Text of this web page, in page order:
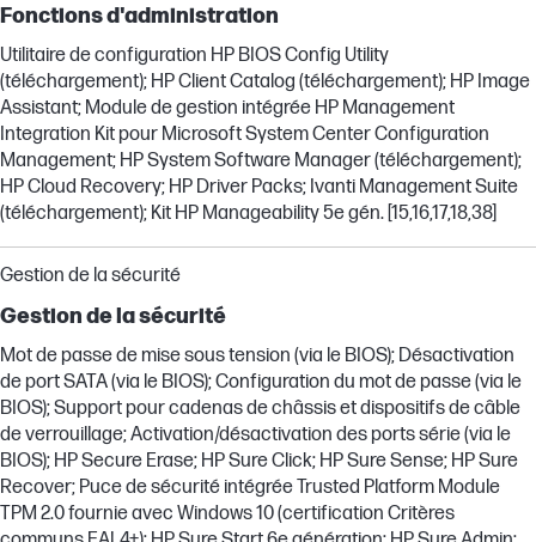
Fonctions d'administration
Utilitaire de configuration HP BIOS Config Utility
(téléchargement); HP Client Catalog (téléchargement); HP Image
Assistant; Module de gestion intégrée HP Management
Integration Kit pour Microsoft System Center Configuration
Management; HP System Software Manager (téléchargement);
HP Cloud Recovery; HP Driver Packs; Ivanti Management Suite
(téléchargement); Kit HP Manageability 5e gén. [15,16,17,18,38]
Gestion de la sécurité
Gestion de la sécurité
Mot de passe de mise sous tension (via le BIOS); Désactivation
de port SATA (via le BIOS); Configuration du mot de passe (via le
BIOS); Support pour cadenas de châssis et dispositifs de câble
de verrouillage; Activation/désactivation des ports série (via le
BIOS); HP Secure Erase; HP Sure Click; HP Sure Sense; HP Sure
Recover; Puce de sécurité intégrée Trusted Platform Module
TPM 2.0 fournie avec Windows 10 (certification Critères